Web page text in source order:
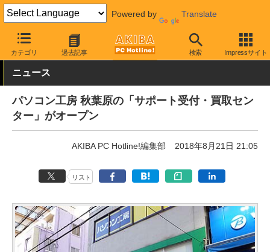
Powered by Translate
カテゴリ 過去記事 検索 Impressサイト
AKIBA PC Hotline! 秋葉原情報 スポット情報 ショップ
ニュース
パソコン工房 秋葉原の「サポート受付・買取セン
ター」がオープン
AKIBA PC Hotline!編集部 2018年8月21日 21:05
リスト